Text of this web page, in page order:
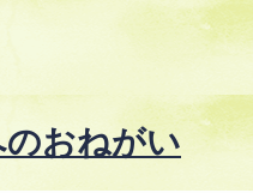
おねがい